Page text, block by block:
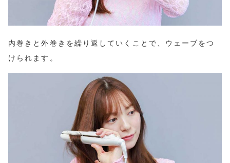
内巻きと外巻きを繰り返していくことで、ウェーブをつ
けられます。